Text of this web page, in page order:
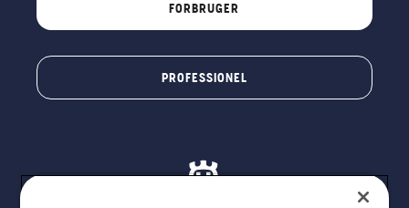
FORBRUGER
PROFESSIONEL